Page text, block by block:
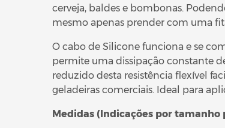
cerveja, baldes e bombonas.
mesmo apenas prender com uma
O cabo de Silicone funciona e se
permite uma dissipação constante
reduzido desta resistência flexível
geladeiras comerciais. Ideal para
Medidas (Indicações por